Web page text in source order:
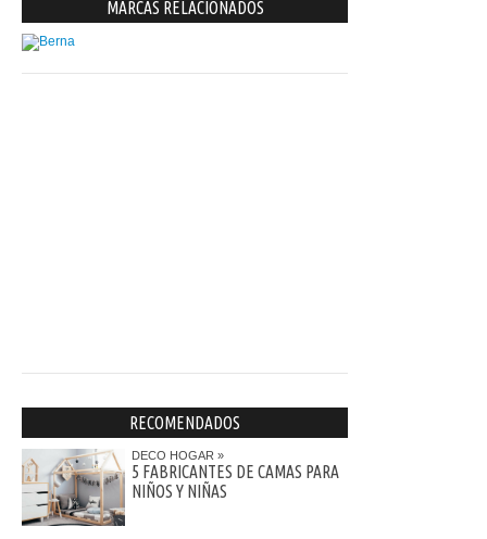
MARCAS RELACIONADOS
RECOMENDADOS
DECO HOGAR
5 FABRICANTES DE CAMAS PARA
NIÑOS Y NIÑAS